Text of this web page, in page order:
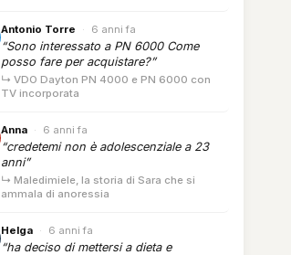
Antonio Torre · 6 anni fa
“Sono interessato a PN 6000 Come
posso fare per acquistare?”
↳ VDO Dayton PN 4000 e PN 6000 con
TV incorporata
Anna · 6 anni fa
“credetemi non è adolescenziale a 23
anni”
↳ Maledimiele, la storia di Sara che si
ammala di anoressia
Helga · 6 anni fa
“ha deciso di mettersi a dieta e